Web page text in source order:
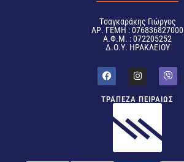
Tσαγκαράκης Γιώργος
ΑΡ. ΓΕΜΗ : 076836827000
Α.Φ.Μ. : 072205252
Δ.Ο.Υ. ΗΡΑΚΛΕΙΟΥ
ΤΡΑΠΕΖΑ ΠΕΙΡΑΙΩΣ